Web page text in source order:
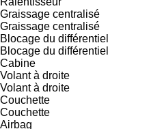
Graissage centralisé
Graissage centralisé
Blocage du différentiel
Blocage du différentiel
Cabine
Volant à droite
Volant à droite
Couchette
Couchette
Airbag